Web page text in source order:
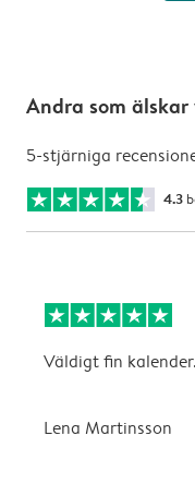
Andra som
5-stjärniga
4.3
Väldigt fin kalender.
Lena Martinsson